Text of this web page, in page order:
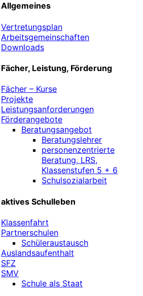
Allgemeines
Vertretungsplan
Arbeitsgemeinschaften
Downloads
Fächer, Leistung, Förderung
Fächer – Kurse
Projekte
Leistungsanforderungen
Förderangebote
Beratungsangebot
Beratungslehrer
personenzentrierte
Beratung, LRS,
Klassenstufen 5 + 6
Schulsozialarbeit
aktives Schulleben
Klassenfahrt
Partnerschulen
Schüleraustausch
Auslandsaufenthalt
SFZ
SMV
Schule als Staat